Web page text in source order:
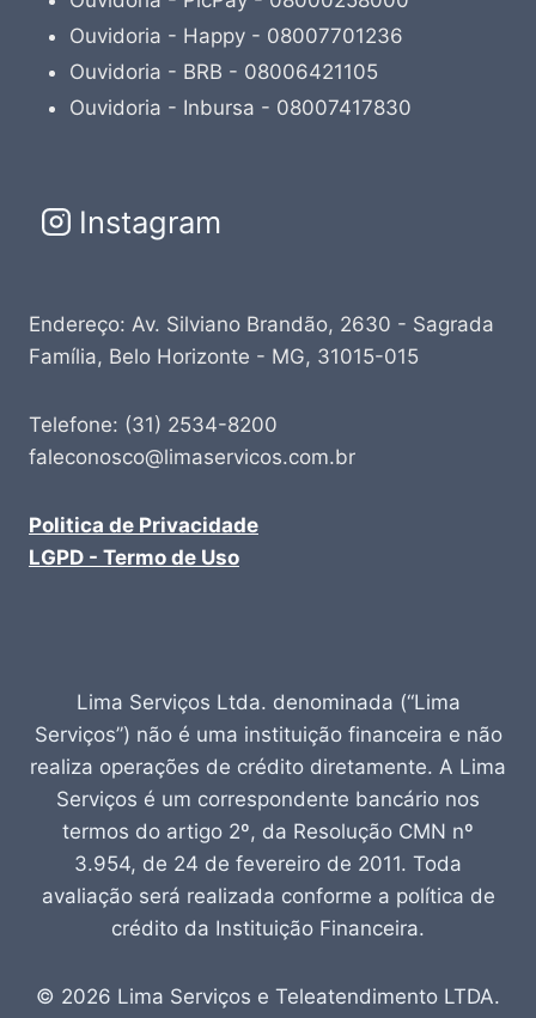
Ouvidoria - Happy - 08007701236
Ouvidoria - BRB - 08006421105
Ouvidoria - Inbursa - 08007417830
Instagram
Endereço: Av. Silviano Brandão, 2630 - Sagrada
Família, Belo Horizonte - MG, 31015-015
Telefone: (31) 2534-8200
faleconosco@limaservicos.com.br
Politica de Privacidade
LGPD - Termo de Uso
Lima Serviços Ltda. denominada (“Lima
Serviços”) não é uma instituição financeira e não
realiza operações de crédito diretamente. A Lima
Serviços é um correspondente bancário nos
termos do artigo 2º, da Resolução CMN nº
3.954, de 24 de fevereiro de 2011. Toda
avaliação será realizada conforme a política de
crédito da Instituição Financeira.
© 2026 Lima Serviços e Teleatendimento LTDA.